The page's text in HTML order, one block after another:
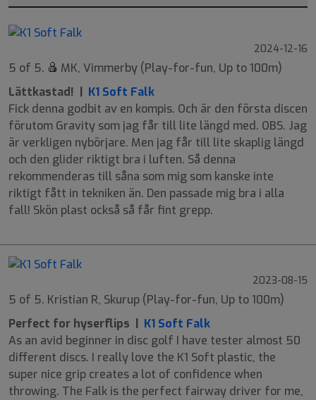
2024-12-16
5 of 5.
MK, Vimmerby (Play-for-fun, Up to 100m)
Lättkastad! | K1 Soft Falk
Fick denna godbit av en kompis. Och är den första discen
förutom Gravity som jag får till lite längd med. OBS. Jag
är verkligen nybörjare. Men jag får till lite skaplig längd
och den glider riktigt bra i luften. Så denna
rekommenderas till såna som mig som kanske inte
riktigt fått in tekniken än. Den passade mig bra i alla
fall! Skön plast också så får fint grepp.
2023-08-15
5 of 5. Kristian R, Skurup (Play-for-fun, Up to 100m)
Perfect for hyserflips | K1 Soft Falk
As an avid beginner in disc golf I have tester almost 50
different discs. I really love the K1 Soft plastic, the
super nice grip creates a lot of confidence when
throwing. The Falk is the perfect fairway driver for me,